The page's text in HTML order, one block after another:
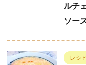
ルチ
ソー
レシ